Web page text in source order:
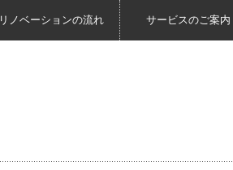
リノベーションの流れ サービスのご案内